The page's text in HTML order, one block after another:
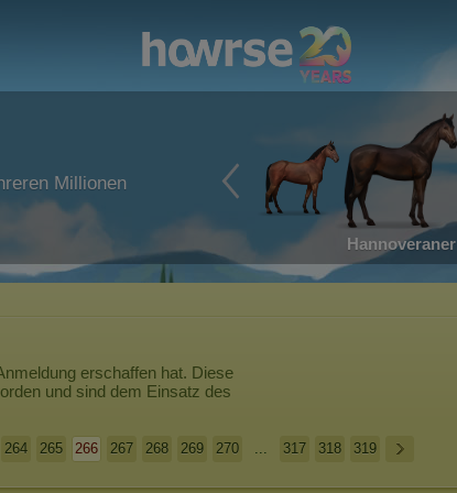
Millionen
Hannoveraner
erschaffen hat. Diese
und sind dem Einsatz des
264 265 266 267 268 269 270 ... 317 318 319